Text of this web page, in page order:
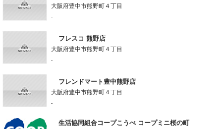
大阪府豊中市熊野町４丁目
-
フレスコ 熊野店
大阪府豊中市熊野町４丁目
-
フレンドマート豊中熊野店
大阪府豊中市熊野町４丁目
-
生活協同組合コープこうべ コープミニ桜の町